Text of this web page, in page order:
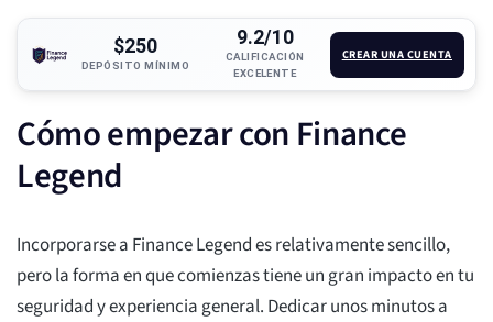
$250
DEPÓSITO MÍNIMO
9.2/10
CALIFICACIÓN
EXCELENTE
CREAR UNA CUENTA
Cómo empezar con Finance
Legend
Incorporarse a Finance Legend es relativamente sencillo,
pero la forma en que comienzas tiene un gran impacto en tu
seguridad y experiencia general. Dedicar unos minutos a